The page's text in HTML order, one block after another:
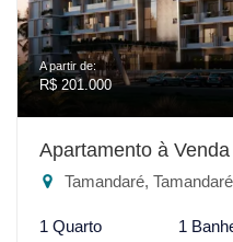
A partir de:
R$ 201.000
Apartamento à
Tamandaré,
1 Quarto 1